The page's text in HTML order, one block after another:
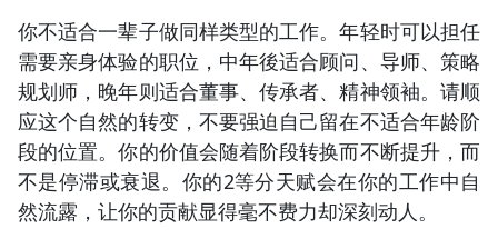
你不适合一辈子做同样类型的工作。年轻时可以担任
需要亲身体验的职位，中年後适合顾问、导师、策略
规划师，晚年则适合董事、传承者、精神领袖。请顺
应这个自然的转变，不要强迫自己留在不适合年龄阶
段的位置。你的价值会随着阶段转换而不断提升，而
不是停滞或衰退。你的2等分天赋会在你的工作中自
然流露，让你的贡献显得毫不费力却深刻动人。